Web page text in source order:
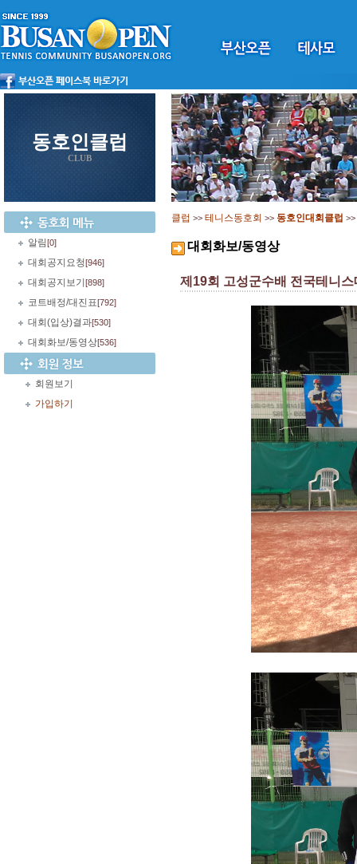
동호인클럽
CLUB
알림[0]
대회공지요청[946]
대회공지보기 [898]
코트배정/대진표[792]
대회(입상)결과[530]
대회화보/동영상[536]
회원보기
가입하기
클럽 >> 테니스동호회 >> 동호인대회클럽 >>
대회화보/동영상
제19회 고성군수배 전국테니스